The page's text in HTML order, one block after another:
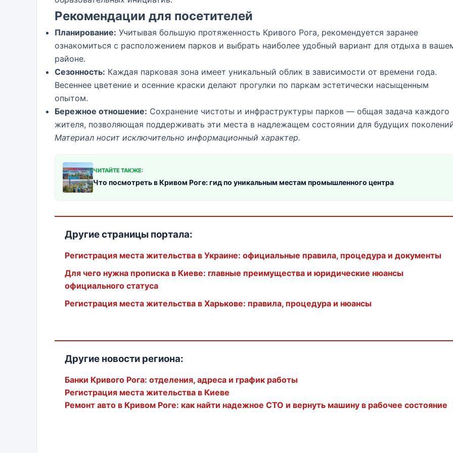
Рекомендации для посетителей
Планирование: Учитывая большую протяженность Кривого Рога, рекомендуется заранее
ознакомиться с расположением парков и выбрать наиболее удобный вариант для отдыха в
районе.
Сезонность: Каждая парковая зона имеет уникальный облик в зависимости от времени года.
Весеннее цветение и осенние краски делают прогулки по паркам эстетически насыщенным
опытом.
Бережное отношение: Сохранение чистоты и инфраструктуры парков — общая задача каждого
жителя, позволяющая поддерживать эти места в надлежащем состоянии для будущих
Материал носит исключительно информационный характер.
ЧИТАЙТЕ ТАКЖЕ:
Что посмотреть в Кривом Роге: гид по уникальным местам промышленного центра
Другие страницы портала:
Регистрация места жительства в Украине: официальные правила, процедура и документы
Для чего нужна прописка в Киеве: главные преимущества и юридические нюансы
официального статуса
Регистрация места жительства в Харькове: правила, процедура и нюансы
Другие новости региона:
Банки Кривого Рога: отделения, адреса и график работы
Регистрация места жительства в Киеве
Ремонт авто в Кривом Роге: как найти надежное СТО и вернуть машину в рабочее состояние